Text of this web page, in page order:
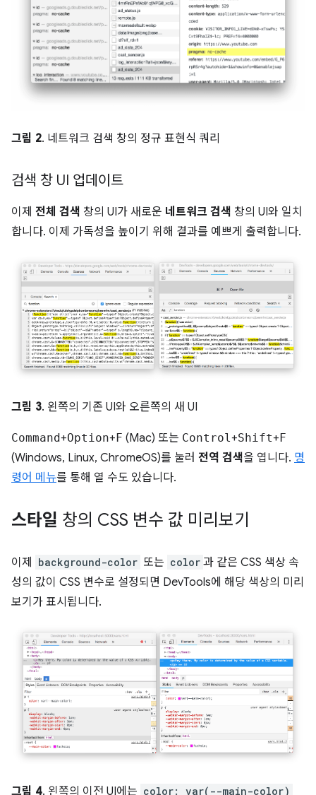
그림 2. 네트워크 검색 창의 정규 표현식 쿼리
검색 창 UI 업데이트
이제 전체 검색 창의 UI가 새로운 네트워크 검색 창의 UI와 일치
합니다. 이제 가독성을 높이기 위해 결과를 예쁘게 출력합니다.
그림 3. 왼쪽의 기존 UI와 오른쪽의 새 UI
Command+Option+F (Mac) 또는 Control+Shift+F
(Windows, Linux, ChromeOS)를 눌러 전역 검색을 엽니다. 명
령어 메뉴를 통해 열 수도 있습니다.
스타일 창의 CSS 변수 값 미리보기
이제 background-color 또는 color 과 같은 CSS 색상 속
성의 값이 CSS 변수로 설정되면 DevTools에 해당 색상의 미리
보기가 표시됩니다.
그림 4. 왼쪽의 이전 UI에는 color: var(--main-color)